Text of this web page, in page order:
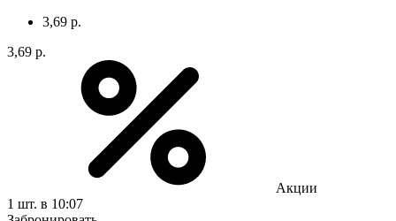
3,69 р.
3,69 р.
Акции
1 шт. в 10:07